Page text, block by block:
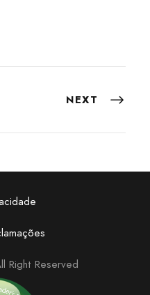
NEXT
Right Reserved